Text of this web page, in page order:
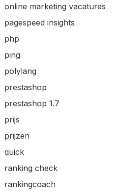
online marketing vacatures
pagespeed insights
php
ping
polylang
prestashop
prestashop 1.7
prijs
prijzen
quick
ranking check
rankingcoach